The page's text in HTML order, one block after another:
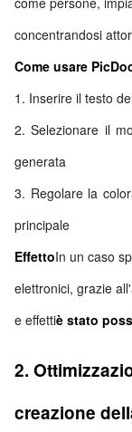
concentrandosi
Come usare
1. Inserire il testo
2. Selezionare il
generata
3. Regolare la
principale
EffettoIn un caso
elettronici, grazie
e effettiè stato
2.
creazione